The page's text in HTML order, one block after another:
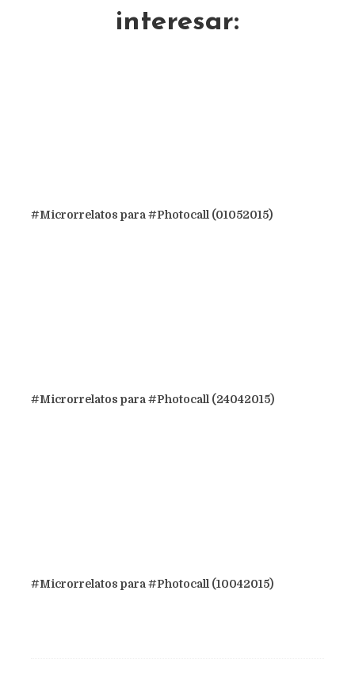
interesar:
#Microrrelatos para #Photocall (01052015)
#Microrrelatos para #Photocall (24042015)
#Microrrelatos para #Photocall (10042015)